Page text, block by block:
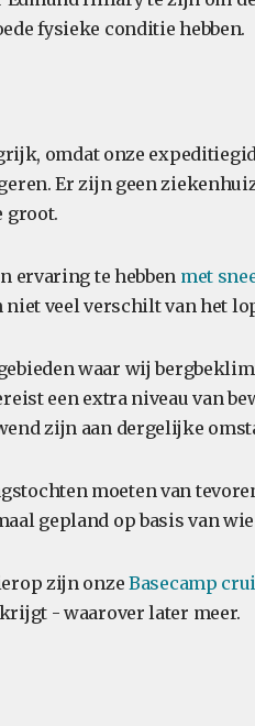
fysieke conditie hebben.
omdat onze
Er zijn geen
groot.
ervaring te hebben met
niet veel verschilt van het
waar wij
een extra niveau van
zijn aan dergelijke
moeten van
gepland op basis van
zijn onze Basecamp
- waarover later meer.